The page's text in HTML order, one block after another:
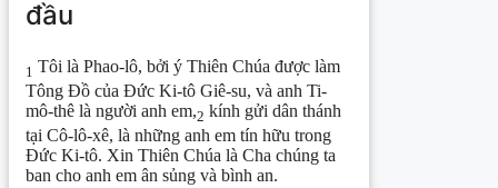
đầu
1 Tôi là Phao-lô, bởi ý Thiên Chúa được làm
Tông Đồ của Đức Ki-tô Giê-su, và anh Ti-
mô-thê là người anh em,2 kính gửi dân thánh
tại Cô-lô-xê, là những anh em tín hữu trong
Đức Ki-tô. Xin Thiên Chúa là Cha chúng ta
ban cho anh em ân sủng và bình an.